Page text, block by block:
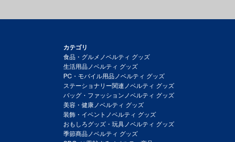
カテゴリ
食品・グルメノベルティ グッズ
生活用品ノベルティ グッズ
PC・モバイル用品ノベルティ グッズ
ステーショナリー関連ノベルティ グッズ
バッグ・ファッションノベルティ グッズ
美容・健康ノベルティ グッズ
装飾・イベントノベルティ グッズ
おもしろグッズ・玩具ノベルティ グッズ
季節商品ノベルティ グッズ